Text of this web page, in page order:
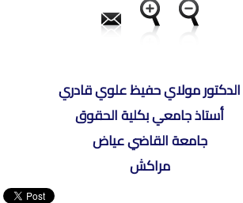
الدكتور مولاي حفيظ علوي قادري
أستاذ جامعي بكلية الحقوق
جامعة القاضي عياض
مراكش